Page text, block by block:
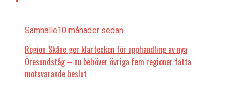
Samhälle10 månader sedan
Region Skåne ger klartecken för upphandling av nya
Öresundståg – nu behöver övriga fem regioner fatta
motsvarande beslut